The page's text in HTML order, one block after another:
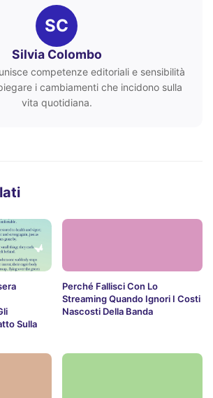
SC
Silvia Colombo
competenze editoriali e sensibilità
i cambiamenti che incidono sulla
vita quotidiana.
Sulla
Perché Fallisci Con Lo
Streaming Quando Ignori I Costi
Nascosti Della Banda